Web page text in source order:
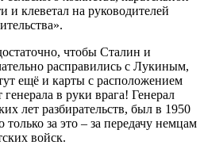
и клеветал на руководителей
чтобы Сталин и
расправились с Лукиным,
ещё и карты с расположением
в руки врага! Генерал
лет разбирательств, был в 1950
только за это – за передачу немцам
войск.